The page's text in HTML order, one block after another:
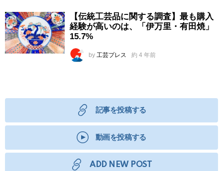
【伝統工芸品に関する調査】最も購入
経験が高いのは、「伊万里・有田焼」
15.7%
by 工芸プレス 約 4 年前
記事を投稿する
動画を投稿する
ADD NEW POST